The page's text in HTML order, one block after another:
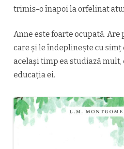
trimis-o înapoi la orfelinat
Anne este foarte ocupată.
care și le îndeplinește cu
același timp ea studiază mult,
educația ei.